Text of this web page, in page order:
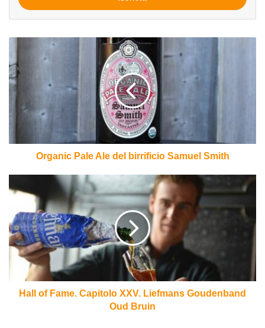
Ale
del
birrificio
Samuel
Organic Pale Ale del birrificio Samuel Smith
of
Capitolo
XXV.
Liefmans
Goudenband
Bruin
Hall of Fame. Capitolo XXV. Liefmans Goudenband
Oud Bruin